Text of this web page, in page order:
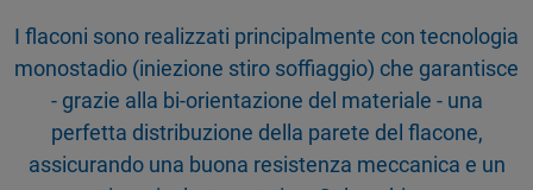
I flaconi sono realizzati principalmente con tecnologia
monostadio (iniezione stiro soffiaggio) che garantisce
- grazie alla bi-orientazione del materiale - una
perfetta distribuzione della parete del flacone,
assicurando una buona resistenza meccanica e un